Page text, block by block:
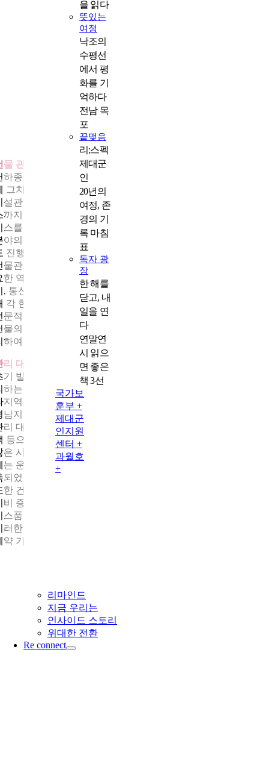
을 읽다
뜻있는
여정
낙조의
수평선
에서 평
화를 기
억하다
전남 목
포
끝맺음
리;스펙
제대군
인
20년의
여정, 존
경의 기
록 마침
표
독자 광
장
한 해를
닫고, 내
일을 연
다
연말연
시 읽으
면 좋은
책 3선
국가보
훈부 +
제대군
인지원
센터 +
과월호
+
리마인드
지금 우리는
인사이드 스토리
위대한 전환
Re connect
물 관리의 모든 것, 토털 관리 솔루션
하종합관리㈜가 하는 일은 단순히 건물을 깨끗하게 유지하는
그치지 않는다. 건물에서 일어나는 모든 일을 책임진다. 건물의
설관리부터 각종 세무・자금 관리 자문, 입주민 법정 관리 서비
까지 건물 운영관리 전반을 수립하고 실시하는 토털 건물관리
스를 제공한다. 고객의 건물 자산가치를 유지하기 위해 건물관
야의 다양한 전문가들과 함께 건물의 시설관리와 각종 법령자
진행한다.
물관리의 전문가들을 육성하고 이를 각 현장에 배치하는 것도
한 역할이다. 미화, 보안, 주차, 에너지 관리, 엘리베이터, 소방,
, 통신, 건축물 안전진단에 이르기까지 분야별 전문 인력을 양성
각 현장에 배치하고 있다. 미래의 건물관리는 점점 대형화되고
문적인 지식이 요구되며 세분화되고 있기에 천하종합관리㈜는
물의 시설물 경과와 안전을 최상의 상태로 유지하고 노후까지
하여 자산가치를 유지하는데 중점을 두고 노력하고 있다.
리 대상의 확장과 함께 정교해진 운영 방식
기 빌라 관리에서 출발한 회사는 현재 전국 약 200곳의 건물을
하는 규모로 성장했다. 경기 남부·북부를 중심으로 충남, 대전,
지역으로 확장했으며, 경북지사를 운영해 대구·경북지역, 부산
남지역까지 관리 범위를 넓혔다.
리 대상이 지자체 청사, 공공기관, 교육기관, 민간 오피스, 공동
등으로 확장되면서 운영 방식도 더욱 세밀해졌다. 사람 흐름이
은 시간대에는 안전 인력을 재배치하고, 설비 부하가 높은 시간
는 운전 패턴을 조정하는 등 건물의 ‘일상’에 맞춘 운영 방식이
되었다.
한 건물의 용도와 구조, 이용 패턴에 따라 에너지 낭비 지점과
비 증가 요인을 분석해 장기 운영 계획에 반영한다. ISO9001, 서
스품질우수기업(SQ), MAIN-BIZ 인증을 10년 이상 유지한 점은
러한 운영 품질을 뒷받침한다. 이 같은 맞춤형 운영 방식은 평균
약 기간이 5년 이상 이어 질 만큼 높은 신뢰도로 연결되었다.